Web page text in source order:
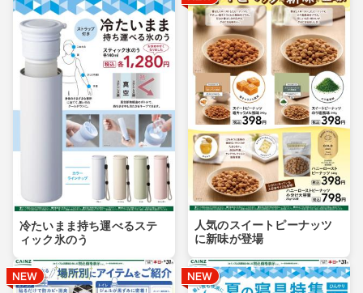
冷たいまま持ち運べるステ
ィック氷のう
人気のスイートピーナッツ
に新味が登場